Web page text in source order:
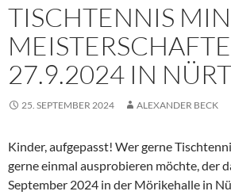
TISCHTENNIS
27.9.2024 IN
25. SEPTEMBER 2024 ALEXANDER BECK
Kinder, aufgepasst! Wer gerne
gerne einmal ausprobieren möchte, der
September 2024 in der Mörikehalle in